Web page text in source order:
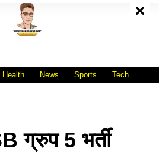
Health News Sports Tech
ग्रुप 5 भर्ती